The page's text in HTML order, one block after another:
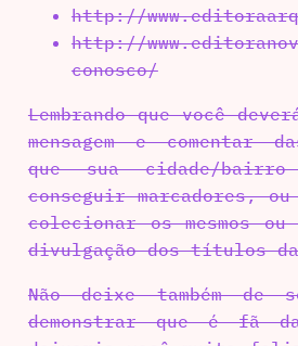
http://
http://
conosco/
Lembrando que você
mensagem e comentar
que sua cidade/bairro
conseguir marcadores,
colecionar os mesmos ou
divulgação dos títulos
Não deixe também de
demonstrar que é fã